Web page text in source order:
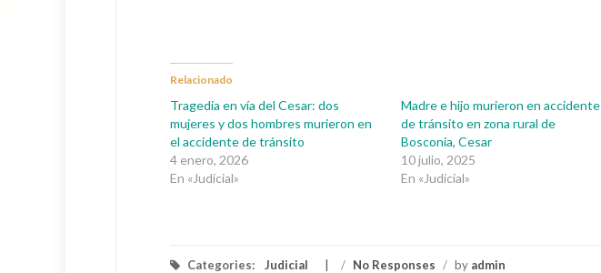
Relacionado
Tragedia en vía del Cesar: dos
mujeres y dos hombres murieron en
el accidente de tránsito
4 enero, 2026
En «Judicial»
Madre e hijo murieron en accidente
de tránsito en zona rural de
Bosconia, Cesar
10 julio, 2025
En «Judicial»
Categories: Judicial / No Responses / by admin